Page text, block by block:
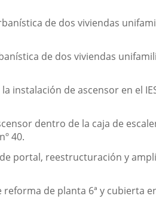
de dos viviendas
de dos viviendas
de ascensor en el
dentro de la caja de
40.
portal, reestructuración y
de planta 6ª y cubierta